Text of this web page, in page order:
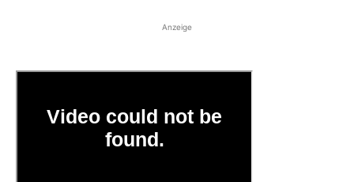
Anzeige